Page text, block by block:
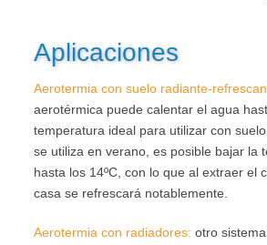
Aplicaciones
Aerotermia con suelo radiante-
aerotérmica puede calentar el agua
temperatura ideal para utilizar con
se utiliza en verano, es posible bajar la
hasta los 14ºC, con lo que al extraer el
casa se refrescará notablemente.
Aerotermia con radiadores: otro